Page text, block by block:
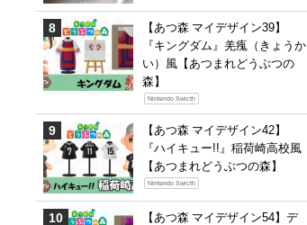
【あつ森 マイデザイン39】
『キングダム』羌瘣（きょうか
い）風【あつまれどうぶつの
森】
Nintendo Swicth
【あつ森 マイデザイン42】
『ハイキュー!!』稲荷崎高校風
【あつまれどうぶつの森】
Nintendo Swicth
【あつ森 マイデザイン54】デ